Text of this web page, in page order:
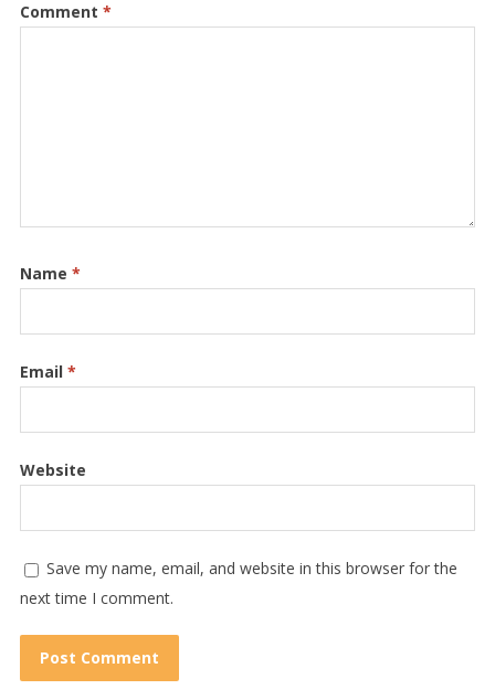
Comment *
Name *
Email *
Website
Save my name, email, and website in this browser for the
next time I comment.